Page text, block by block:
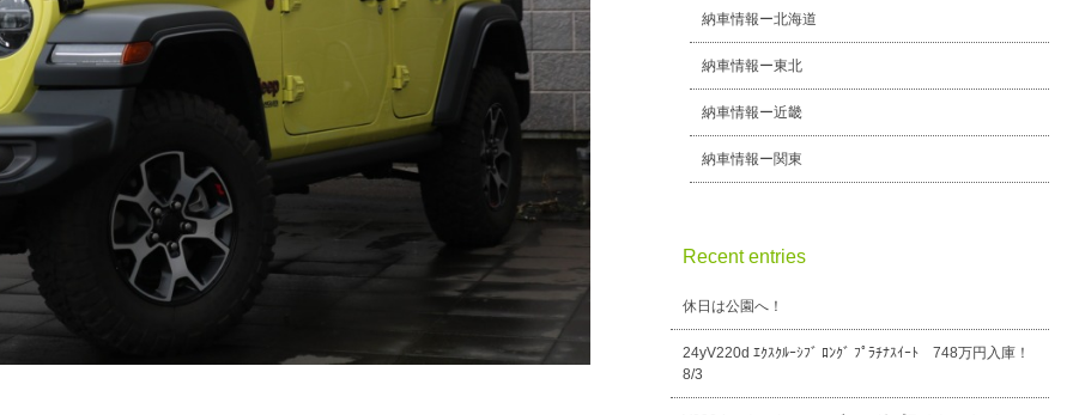
納車情報ー北海道
納車情報ー東北
納車情報ー近畿
納車情報ー関東
Recent entries
休日は公園へ！
24yV220d ｴｸｽｸﾙｰｼﾌﾞ ﾛﾝｸﾞ ﾌﾟﾗﾁﾅｽｲｰﾄ 748万円入庫！
8/3